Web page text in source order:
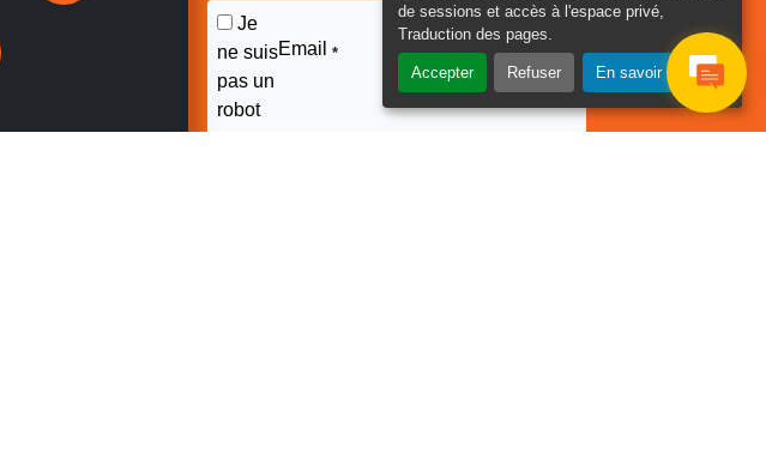
de sessions et accès à l'espace privé,
Traduction des pages
Accepter Refuser En savoir plus
Je
ne suis
pas un
robot
Email *